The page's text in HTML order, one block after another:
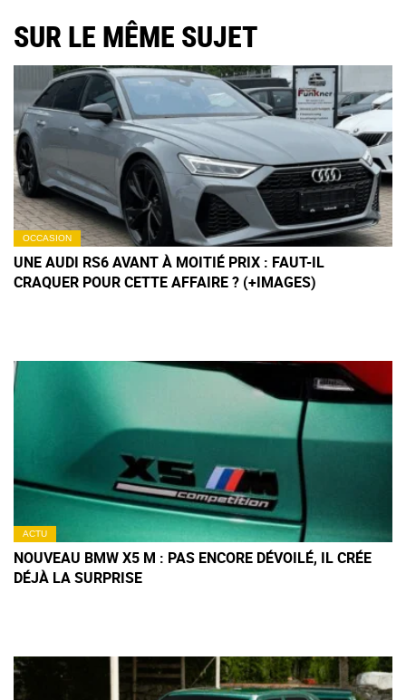
SUR LE MÊME SUJET
OCCASION
UNE AUDI RS6 AVANT À MOITIÉ PRIX : FAUT-IL
CRAQUER POUR CETTE AFFAIRE ? (+IMAGES)
ACTU
NOUVEAU BMW X5 M : PAS ENCORE DÉVOILÉ, IL CRÉE
DÉJÀ LA SURPRISE